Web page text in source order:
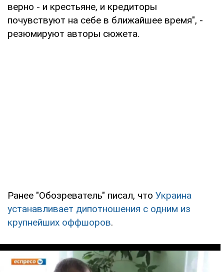
верно - и крестьяне, и кредиторы
почувствуют на себе в ближайшее время", -
резюмируют авторы сюжета.
Ранее "Обозреватель" писал, что Украина
устанавливает дипотношения с одним из
крупнейших оффшоров.